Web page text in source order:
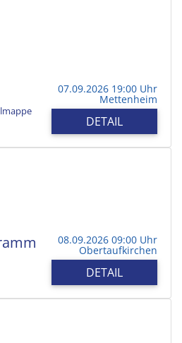
07.09.2026 19:00 Uhr
Mettenheim
DETAIL
08.09.2026 09:00 Uhr
Obertaufkirchen
DETAIL